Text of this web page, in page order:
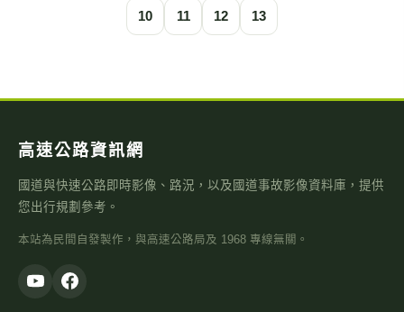
10 11 12 13
高速公路資訊網
國道與快速公路即時影像、路況，以及國道事故影像資料庫，提供
您出行規劃參考。
本站為民間自發製作，與高速公路局及 1968 專線無關。